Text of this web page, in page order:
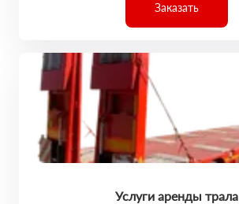
Заказать
Услуги аренды трала